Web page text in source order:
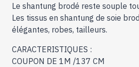
Le shantung brodé reste souple
Les tissus en shantung de soie
élégantes, robes, tailleurs.
CARACTERISTIQUES :
COUPON DE 1M /137 CM